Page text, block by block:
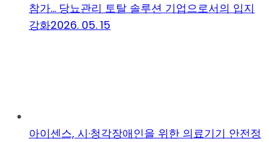
참가… 당뇨관리 토탈 솔루션 기업으로서의 입지
강화2026. 05. 15
아이센스, 시·청각장애인을 위한 의료기기 안전정